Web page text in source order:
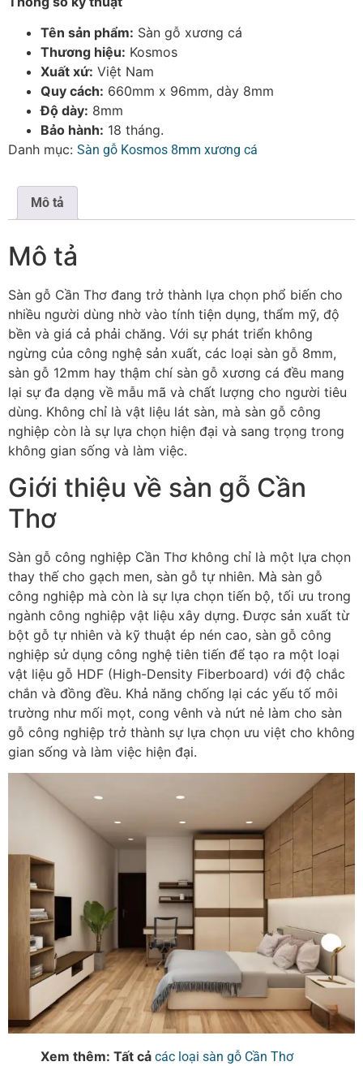
Tên sản phẩm: Sàn gỗ xương cá
Thương hiệu: Kosmos
Xuất xứ: Việt Nam
Quy cách: 660mm x 96mm, dày 8mm
Độ dày: 8mm
Bảo hành: 18 tháng.
Danh mục: Sàn gỗ Kosmos 8mm xương cá
Mô tả
Mô tả
Sàn gỗ Cần Thơ đang trở thành lựa chọn phổ biến cho
nhiều người dùng nhờ vào tính tiện dụng, thẩm mỹ, độ
bền và giá cả phải chăng. Với sự phát triển không
ngừng của công nghệ sản xuất, các loại sàn gỗ 8mm,
sàn gỗ 12mm hay thậm chí sàn gỗ xương cá đều mang
lại sự đa dạng về mẫu mã và chất lượng cho người tiêu
dùng. Không chỉ là vật liệu lát sàn, mà sàn gỗ công
nghiệp còn là sự lựa chọn hiện đại và sang trọng trong
không gian sống và làm việc.
Giới thiệu về sàn gỗ Cần
Thơ
Sàn gỗ công nghiệp Cần Thơ không chỉ là một lựa chọn
thay thế cho gạch men, sàn gỗ tự nhiên. Mà sàn gỗ
công nghiệp mà còn là sự lựa chọn tiến bộ, tối ưu trong
ngành công nghiệp vật liệu xây dựng. Được sản xuất từ
bột gỗ tự nhiên và kỹ thuật ép nén cao, sàn gỗ công
nghiệp sử dụng công nghệ tiên tiến để tạo ra một loại
vật liệu gỗ HDF (High-Density Fiberboard) với độ chắc
chắn và đồng đều. Khả năng chống lại các yếu tố môi
trường như mối mọt, cong vênh và nứt nẻ làm cho sàn
gỗ công nghiệp trở thành sự lựa chọn ưu việt cho không
gian sống và làm việc hiện đại.
Xem thêm: Tất cả các loại sàn gỗ Cần Thơ